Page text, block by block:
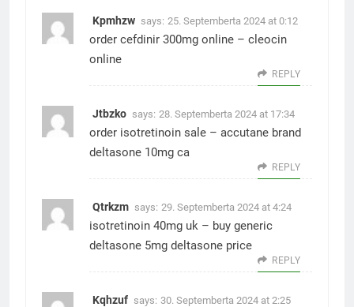
Kpmhzw says: 25. Septemberta 2024 at 0:12
order cefdinir 300mg online – cleocin
online
REPLY
Jtbzko says: 28. Septemberta 2024 at 17:34
order isotretinoin sale – accutane brand
deltasone 10mg ca
REPLY
Qtrkzm says: 29. Septemberta 2024 at 4:24
isotretinoin 40mg uk – buy generic
deltasone 5mg deltasone price
REPLY
Kqhzuf says: 30. Septemberta 2024 at 2:25